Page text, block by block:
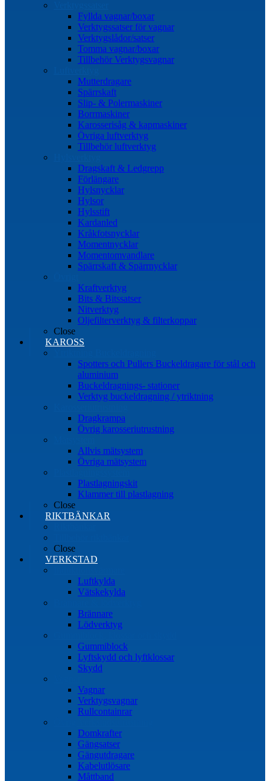
Fyllda vagnar/boxar
Verktygssatser för vagnar
Verktygslådor/satser
Tomma vagnar/boxar
Tillbehör Verktygsvagnar
Mutterdragare
Spärrskaft
Slip- & Polermaskiner
Borrmaskiner
Karosserisåg & kapmaskiner
Övriga luftverktyg
Tillbehör luftverktyg
Dragskaft & Ledgrepp
Förlängare
Hylsnycklar
Hylsor
Hylsstift
Kardanled
Kråkfotsnycklar
Momentnycklar
Momentomvandlare
Spärrskaft & Spärrnycklar
Kraftverktyg
Bits & Bitssatser
Nitverktyg
Oljefilterverktyg & filterkoppar
Close
KAROSS
Spotters och Pullers Buckeldragare för stål och
aluminium
Buckeldragnings- stationer
Verktyg buckeldragning / ytriktning
Dragkrampa
Övrig karosseriutrustning
Allvis mätsystem
Övriga mätsystem
Plastlagningskit
Klammer till plastlagning
Close
RIKTBÄNKAR
Close
VERKSTAD
Luftkylda
Vätskekylda
Brännare
Lödverktyg
Gummiblock
Lyftskydd och lyftklossar
Skydd
Vagnar
Verktygsvagnar
Rullcontainrar
Domkrafter
Gängsatser
Gängutdragare
Kabelutlösare
Måttband